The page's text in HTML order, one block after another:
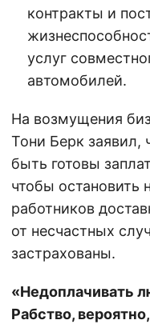
контракты и
услуг
автомобилей.
На возмущения
Тони Берк
быть готовы
чтобы остановить
работников
от несчастных
застрахованы.
«Недоплачивать
Рабство,